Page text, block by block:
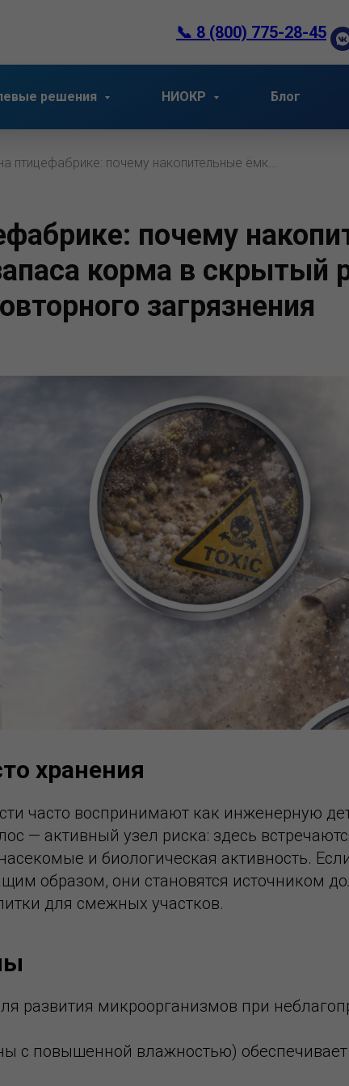
📞 8 (800) 775-28-45
решения НИОКР Блог
птицефабрике: почему накопительные ёмк…
почему
корма в скрытый
загрязнения
хранения
часто воспринимают как инженерную
— активный узел риска: здесь
и биологическая активность.
образом, они становятся источником
для смежных участков.
развития микроорганизмов при
с повышенной влажностью)